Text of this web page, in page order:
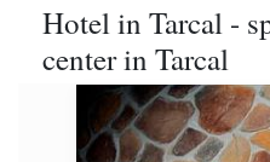
Hotel in Tarcal -
center in Tarcal